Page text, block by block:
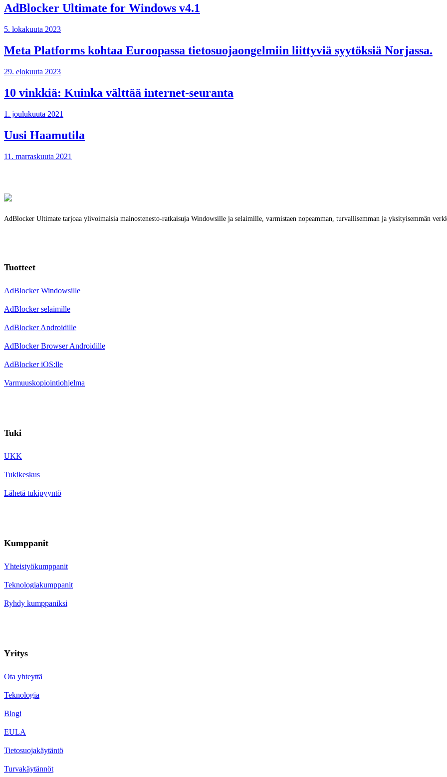
AdBlocker Ultimate for Windows v4.1
5. lokakuuta 2023
Meta Platforms kohtaa Euroopassa tietosuojaongelmiin liittyviä syytöksiä Norjassa.
29. elokuuta 2023
10 vinkkiä: Kuinka välttää internet-seuranta
1. joulukuuta 2021
Uusi Haamutila
11. marraskuuta 2021
AdBlocker Ultimate tarjoaa ylivoimaisia mainostenesto-ratkaisuja Windowsille ja selaimille, varmistaen nopeamman, turvallisemman ja yksityisemmän
Tuotteet
AdBlocker Windowsille
AdBlocker selaimille
AdBlocker Androidille
AdBlocker Browser Androidille
AdBlocker iOS:lle
Varmuuskopiointiohjelma
Tuki
UKK
Tukikeskus
Lähetä tukipyyntö
Kumppanit
Yhteistyökumppanit
Teknologiakumppanit
Ryhdy kumppaniksi
Yritys
Ota yhteyttä
Teknologia
Blogi
EULA
Tietosuojakäytäntö
Turvakäytännöt